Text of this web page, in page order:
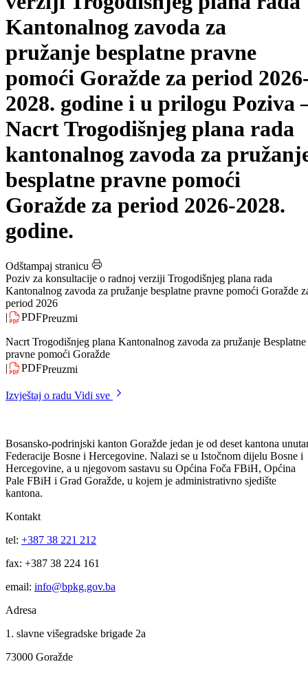
Poziv za konsultacije o radnoj
verziji Trogodišnjeg plana rada
Kantonalnog zavoda za
pružanje besplatne pravne
pomoći Goražde za period
2028. godine i u prilogu Poziva
Nacrt Trogodišnjeg plana rada
kantonalnog zavoda za
besplatne pravne pomoći
Goražde za period 2026-2028.
godine.
Odštampaj stranicu
Poziv za konsultacije o radnoj verziji Trogodišnjeg plana rada
period 2026
|
PDFPreuzmi
pravne pomoći Goražde
PDF